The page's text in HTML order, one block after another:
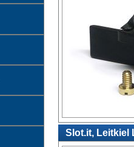
Slot.it, Leitkiel